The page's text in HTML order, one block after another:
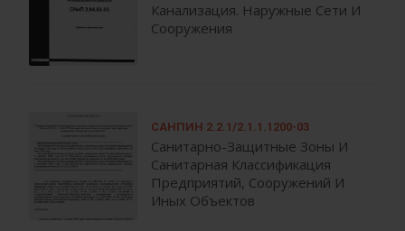
Канализация. Наружные Сети И
Сооружения
САНПИН 2.2.1/2.1.1.1200-03
Санитарно-Защитные Зоны И
Санитарная Классификация
Предприятий, Сооружений И
Иных Объектов